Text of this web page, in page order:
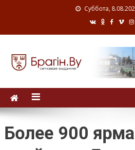
Суббота,
Более 900